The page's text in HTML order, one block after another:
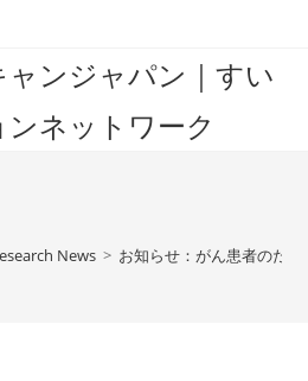
ャンジャパン｜すい
ネットワーク
News > お知らせ：がん患者のた